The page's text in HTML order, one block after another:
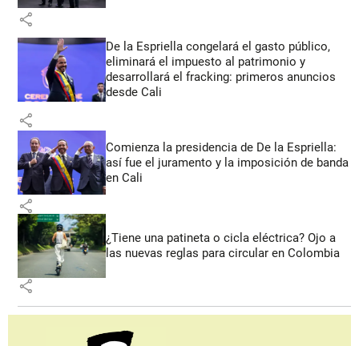
share
De la Espriella congelará el gasto público,
eliminará el impuesto al patrimonio y
desarrollará el fracking: primeros anuncios
desde Cali
share
Comienza la presidencia de De la Espriella:
así fue el juramento y la imposición de banda
en Cali
share
¿Tiene una patineta o cicla eléctrica? Ojo a
las nuevas reglas para circular en Colombia
share